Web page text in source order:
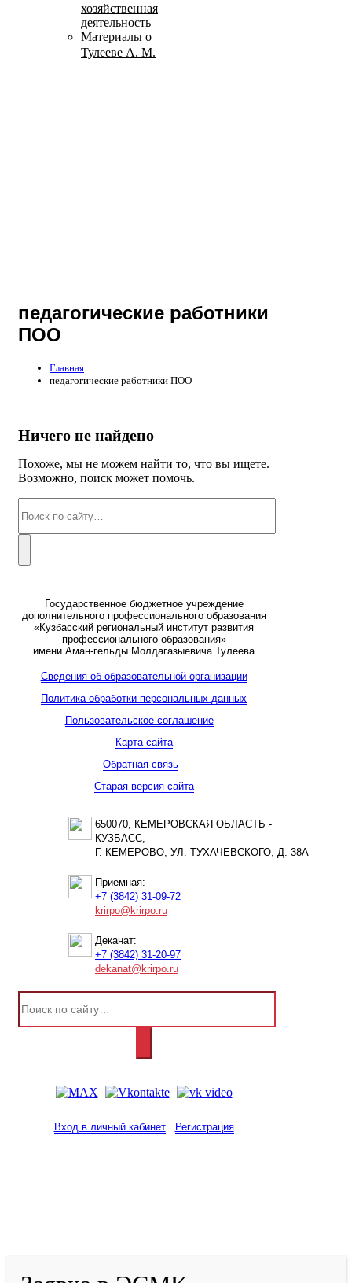
хозяйственная
деятельность
Материалы о
Тулееве А. М.
педагогические работники
ПОО
Главная
педагогические работники ПОО
Ничего не найдено
Похоже, мы не можем найти то, что вы ищете.
Возможно, поиск может помочь.
Государственное бюджетное учреждение
дополнительного профессионального образования
«Кузбасский региональный институт развития
профессионального образования»
имени Аман-гельды Молдагазыевича Тулеева
Сведения об образовательной организации
Политика обработки персональных данных
Пользовательское соглашение
Карта сайта
Обратная связь
Старая версия сайта
650070, КЕМЕРОВСКАЯ ОБЛАСТЬ -
КУЗБАСС,
Г. КЕМЕРОВО, УЛ. ТУХАЧЕВСКОГО, Д. 38А
Приемная:
+7 (3842) 31-09-72
krirpo@krirpo.ru
Деканат:
+7 (3842) 31-20-97
dekanat@krirpo.ru
Вход в личный кабинет Регистрация